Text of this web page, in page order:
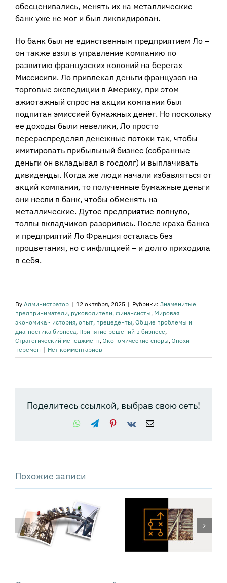
обесценивались, менять их на металлические
банк уже не мог и был ликвидирован.
Но банк был не единственным предприятием Ло –
он также взял в управление компанию по
развитию французских колоний на берегах
Миссисипи. Ло привлекал деньги французов на
торговые экспедиции в Америку, при этом
ажиотажный спрос на акции компании был
подпитан эмиссией бумажных денег. Но поскольку
ее доходы были невелики, Ло просто
перераспределял денежные потоки так, чтобы
имитировать прибыльный бизнес (собранные
деньги он вкладывал в госдолг) и выплачивать
дивиденды. Когда же люди начали избавляться от
акций компании, то полученные бумажные деньги
они несли в банк, чтобы обменять на
металлические. Дутое предприятие лопнуло,
толпы вкладчиков разорились. После краха банка
и предприятий Ло Франция осталась без
процветания, но с инфляцией – и долго приходила
в себя.
By Администратор | 12 октября, 2025 | Рубрики: Знаменитые
предприниматели, руководители, финансисты, Мировая
экономика - история, опыт, прецеденты, Общие проблемы и
диагностика бизнеса, Принятие решений в бизнесе,
Стратегический менеджмент, Экономические споры, Эпохи
перемен | Нет комментариев
Поделитесь ссылкой, выбрав свою сеть!
WhatsApp
TelegramPinterest
Vk Email
Похожие записи
Техника PSDM:
как решать
сложные